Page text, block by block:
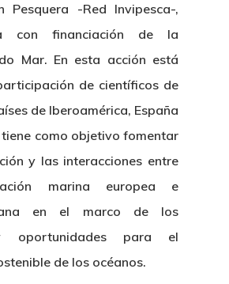
Pesquera -Red Invipesca-,
con financiación de la
Mar. En esta acción está
de científicos de
de Iberoamérica, España
como objetivo fomentar
y las interacciones entre
marina europea e
en el marco de los
oportunidades para el
de los océanos.